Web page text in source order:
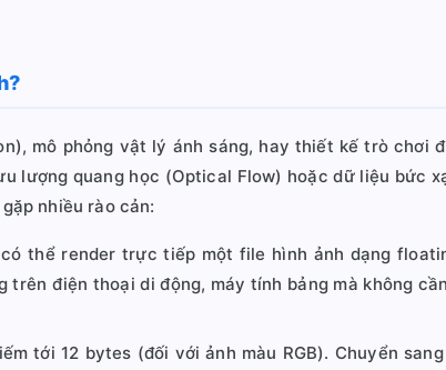
mô phỏng vật lý ánh sáng, hay thiết kế trò chơi
lượng quang học (Optical Flow) hoặc dữ liệu bức
nhiều rào cản:
thể render trực tiếp một file hình ảnh dạng
điện thoại di động, máy tính bảng mà không
tới 12 bytes (đối với ảnh màu RGB). Chuyển